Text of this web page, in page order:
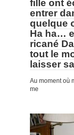
fille ont
entrer
quelque
Ha ha…
ricané
tout le
laisser
Au moment où
me